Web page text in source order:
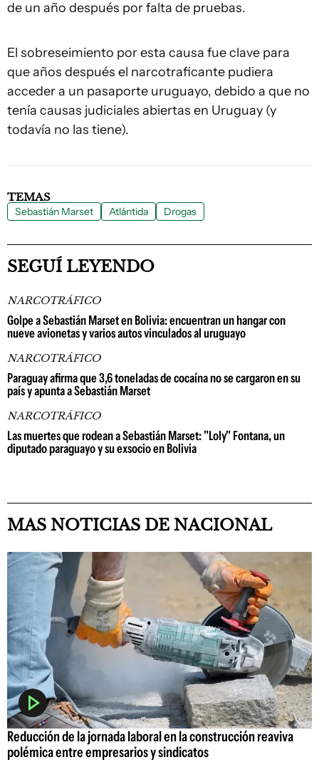
de un año después por falta de pruebas.
El sobreseimiento por esta causa fue clave para
que años después el narcotraficante pudiera
acceder a un pasaporte uruguayo, debido a que no
tenía causas judiciales abiertas en Uruguay (y
todavía no las tiene).
TEMAS
Sebastián Marset Atlántida Drogas
SEGUÍ LEYENDO
NARCOTRÁFICO
Golpe a Sebastián Marset en Bolivia: encuentran un hangar con
nueve avionetas y varios autos vinculados al uruguayo
NARCOTRÁFICO
Paraguay afirma que 3,6 toneladas de cocaína no se cargaron en su
país y apunta a Sebastián Marset
NARCOTRÁFICO
Las muertes que rodean a Sebastián Marset: "Loly" Fontana, un
diputado paraguayo y su exsocio en Bolivia
MAS NOTICIAS DE NACIONAL
Reducción de la jornada laboral en la construcción reaviva
polémica entre empresarios y sindicatos